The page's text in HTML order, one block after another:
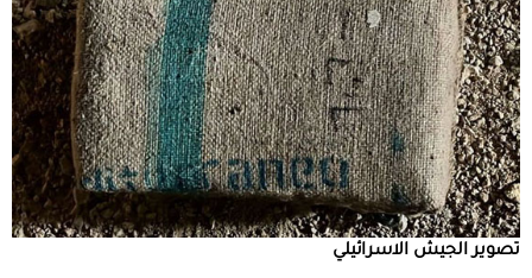
تصوير الجيش الاسرائيلي